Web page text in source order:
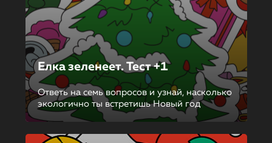
Елка зеленеет. Тест +1
Ответь на семь вопросов и узнай, насколько
экологично ты встретишь Новый год